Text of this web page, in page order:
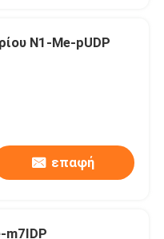
N1-Me-pUDP
επαφή
m7IDP